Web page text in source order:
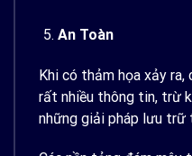
An Toàn
Khi có thảm họa xảy
rất nhiều thông tin, trừ
những giải pháp lưu